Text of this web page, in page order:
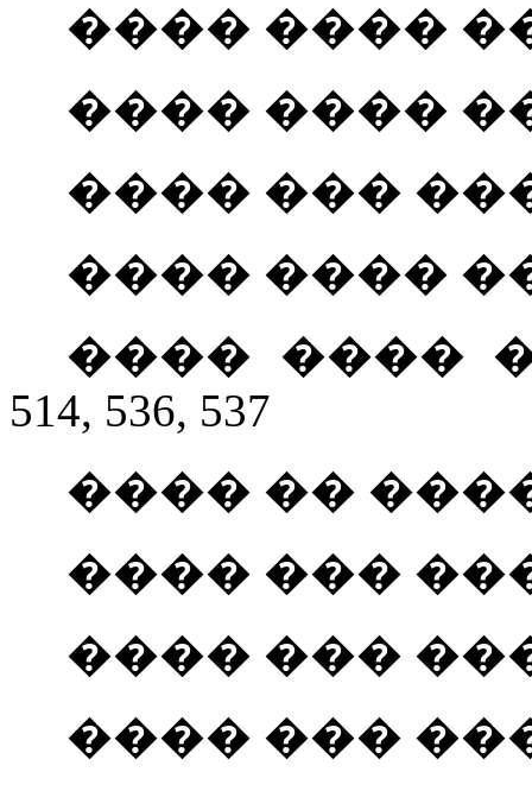
���� ����
���� ����
���� ��� ���
���� ���� ���
���� ����
514, 536, 537
���� �� ����
���� ���
���� ��� ���
���� ���